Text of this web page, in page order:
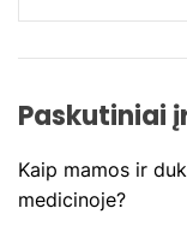
j
a
t
a
Paskutiniai
Kaip mamos ir
medicinoje?